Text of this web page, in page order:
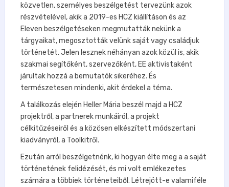
közvetlen, személyes beszélgetést tervezünk azok
részvételével, akik a 2019-es HCZ kiállításon és az
Eleven beszélgetéseken megmutatták nekünk a
tárgyaikat, megosztották velünk saját vagy családjuk
történetét. Jelen lesznek néhányan azok közül is, akik
szakmai segítőként, szervezőként, EE aktivistaként
járultak hozzá a bemutatók sikeréhez. És
természetesen mindenki, akit érdekel a téma.
A találkozás elején Heller Mária beszél majd a HCZ
projektről, a partnerek munkáiról, a projekt
célkitűzéseiről és a közösen elkészített módszertani
kiadványról, a Toolkitről.
Ezután arról beszélgetnénk, ki hogyan élte meg a a saját
történetének felidézését, és mi volt emlékezetes
számára a többiek történeteiből. Létrejött-e valamiféle